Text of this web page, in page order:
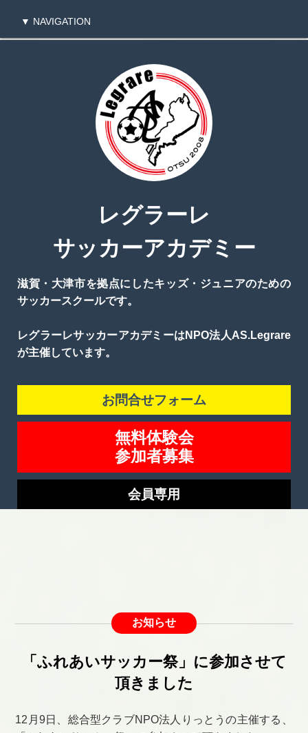
レグラーレ
サッカーアカデミー
滋賀・大津市を拠点にしたキッズ・ジュニアのための
サッカースクールです。
レグラーレサッカーアカデミーはNPO法人AS.Legrare
が主催しています。
お問合せフォーム
無料体験会
参加者募集
会員専用
▼ NAVIGATION
会員専用のTOPに戻る
お知らせ
「ふれあいサッカー祭」に参加させて
頂きました
12月9日、総合型クラブNPO法人りっとうの主催する、